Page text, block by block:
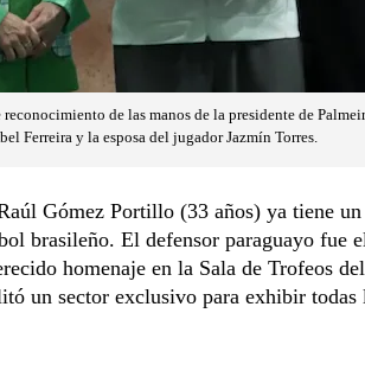
de las manos de la presidente de
Ferreira y la esposa del jugador Jazmín Torres.
Gómez Portillo (33 años) ya tiene
brasileño. El defensor paraguayo fue
homenaje en la Sala de Trofeos del
un sector exclusivo para exhibir todas